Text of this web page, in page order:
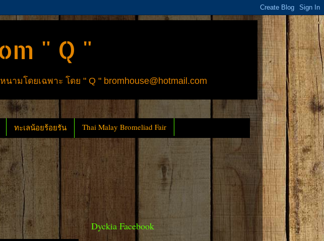
" Q "
มโดยเฉพาะ โดย " Q " bromhouse@hotmail.com
ทะเลน้อยร้อยรัน Thai Malay Bromeliad Fair
Dyckia Facebook